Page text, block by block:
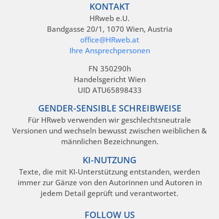
KONTAKT
HRweb e.U.
Bandgasse 20/1, 1070 Wien, Austria
office@HRweb.at
Ihre Ansprechpersonen
FN 350290h
Handelsgericht Wien
UID ATU65898433
GENDER-SENSIBLE SCHREIBWEISE
Für HRweb verwenden wir geschlechtsneutrale
Versionen und wechseln bewusst zwischen weiblichen &
männlichen Bezeichnungen.
KI-NUTZUNG
Texte, die mit KI-Unterstützung entstanden, werden
immer zur Gänze von den Autorinnen und Autoren in
jedem Detail geprüft und verantwortet.
FOLLOW US